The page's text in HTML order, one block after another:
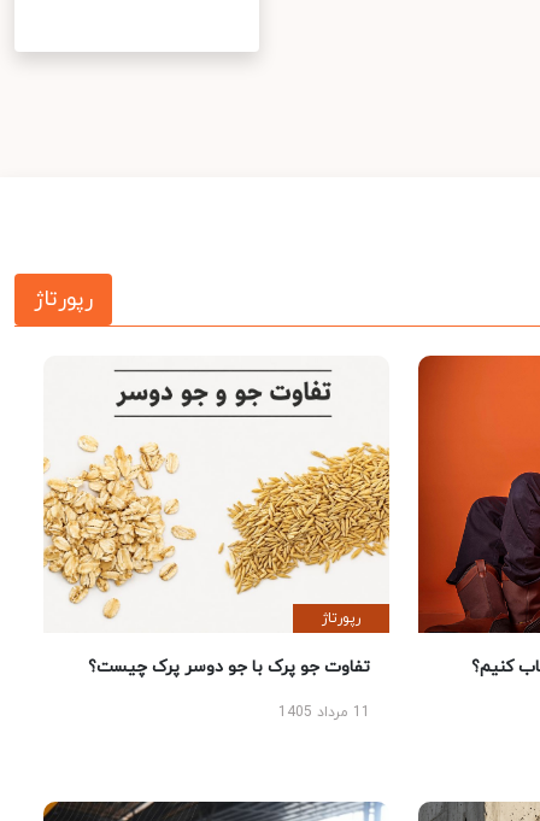
رپورتاژ
کنیم؟
رپورتاژ
تفاوت جو پرک با جو دوسر پرک چیست؟